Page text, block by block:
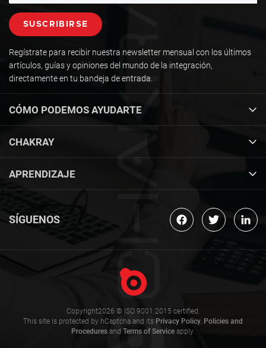
CÓMO PODEMOS AYUDARTE
CHAKRAY
APRENDIZAJE
Regístrate para recibir nuestra newsletter mensual con los últimos
artículos, guías y opiniones del mundo de la integración,
directamente en tu bandeja de entrada.
SÍGUENOS
Copyright2026 © ISO 9001:2015 certified.
This site is protected by hCaptcha and its Privacy Policy, Policies and
Procedures and Terms of Service apply.